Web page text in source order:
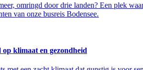
omringd door drie landen? Een plek
van onze busreis Bodensee.
op klimaat en gezondheid